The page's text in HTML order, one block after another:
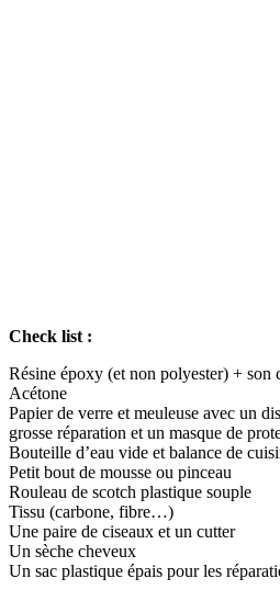
Check list :
Résine époxy (et non polyester) + son
Acétone
Papier de verre et meuleuse avec un
grosse réparation et un masque de
Bouteille d’eau vide et balance de
Petit bout de mousse ou pinceau
Rouleau de scotch plastique souple
Tissu (carbone, fibre…)
Une paire de ciseaux et un cutter
Un sèche cheveux
Un sac plastique épais pour les